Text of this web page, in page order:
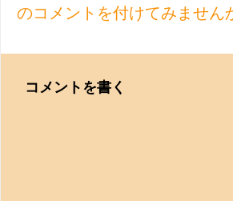
のコメントを付けてみません
コメントを書く